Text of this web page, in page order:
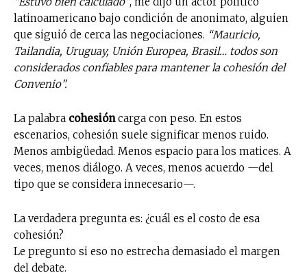
latinoamericano bajo condición de anonimato, alguien
que siguió de cerca las negociaciones. “Mauricio,
Tailandia, Uruguay, Unión Europea, Brasil… todos son
considerados confiables para mantener la cohesión del
Convenio”.
La palabra cohesióncarga con peso. En estos
escenarios, cohesión suele significar menos ruido.
Menos ambigüedad. Menos espacio para los matices. A
veces, menos diálogo. A veces, menos acuerdo —del
tipo que se considera innecesario—.
La verdadera pregunta es: ¿cuál es el costo de esa
cohesión?
Le pregunto si eso no estrecha demasiado el margen
del debate.